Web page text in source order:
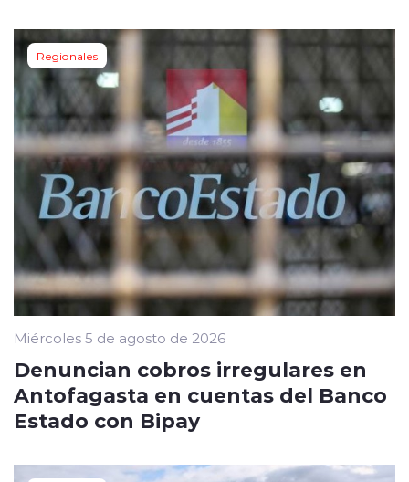
Regionales
Miércoles 5 de agosto de 2026
Denuncian cobros irregulares en
Antofagasta en cuentas del Banco
Estado con Bipay